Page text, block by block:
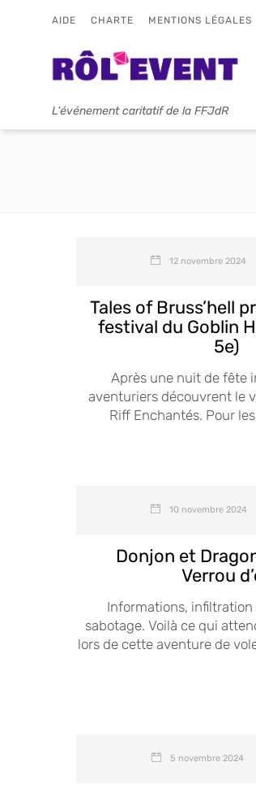
AIDE CHARTE MENTIONS LÉGALES
L'événement caritatif de la FFJdR
12 novembre 2024
Tales of Bruss’hell
festival du Goblin
5e)
Après une nuit de fête
aventuriers découvrent le
Riff Enchantés. Pour
10 novembre 2024
Donjon et
Verrou
Informations,
sabotage. Voilà ce qui
lors de cette aventure de
5 novembre 2024